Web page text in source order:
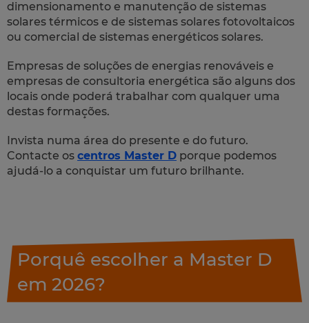
dimensionamento e manutenção de sistemas
solares térmicos e de sistemas solares fotovoltaicos
ou comercial de sistemas energéticos solares.
Empresas de soluções de energias renováveis e
empresas de consultoria energética são alguns dos
locais onde poderá trabalhar com qualquer uma
destas formações.
Invista numa área do presente e do futuro.
Contacte os centros Master D porque podemos
ajudá-lo a conquistar um futuro brilhante.
Porquê escolher a Master D
em 2026?